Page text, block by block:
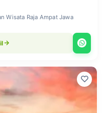
Wisata Raja Ampat Jawa